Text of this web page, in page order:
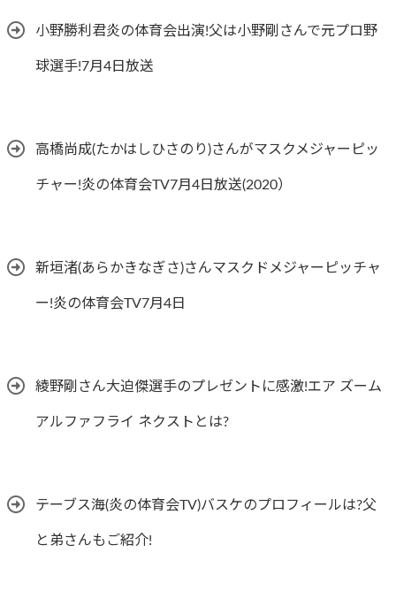
小野勝利君炎の体育会出演!父は小野剛さんで元プロ野
球選手!7月4日放送
高橋尚成(たかはしひさのり)さんがマスクメジャーピッ
チャー!炎の体育会TV7月4日放送(2020）
新垣渚(あらかきなぎさ)さんマスクドメジャーピッチャ
ー!炎の体育会TV7月4日
綾野剛さん大迫傑選手のプレゼントに感激!エア ズーム
アルファフライ ネクストとは?
テーブス海(炎の体育会TV)バスケのプロフィールは?父
と弟さんもご紹介!